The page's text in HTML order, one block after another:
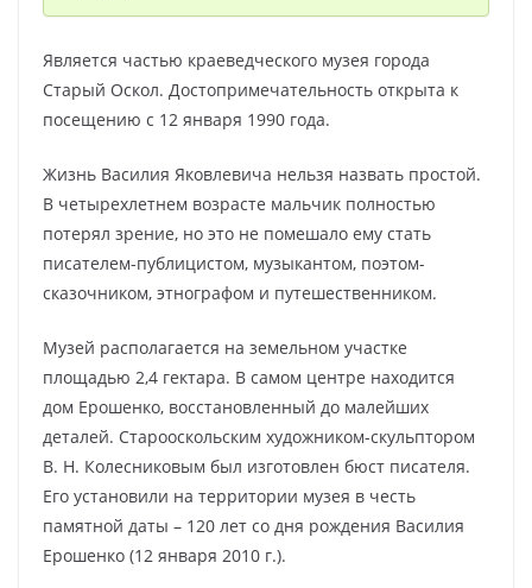
Является частью краеведческого музея города
Старый Оскол. Достопримечательность открыта к
посещению с 12 января 1990 года.
Жизнь Василия Яковлевича нельзя назвать простой.
В четырехлетнем возрасте мальчик полностью
потерял зрение, но это не помешало ему стать
писателем-публицистом, музыкантом, поэтом-
сказочником, этнографом и путешественником.
Музей располагается на земельном участке
площадью 2,4 гектара. В самом центре находится
дом Ерошенко, восстановленный до малейших
деталей. Старооскольским художником-скульптором
В. Н. Колесниковым был изготовлен бюст писателя.
Его установили на территории музея в честь
памятной даты – 120 лет со дня рождения Василия
Ерошенко (12 января 2010 г.).